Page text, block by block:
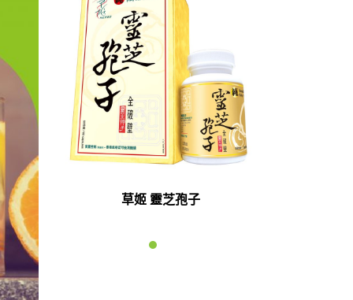
草姬 靈芝孢子